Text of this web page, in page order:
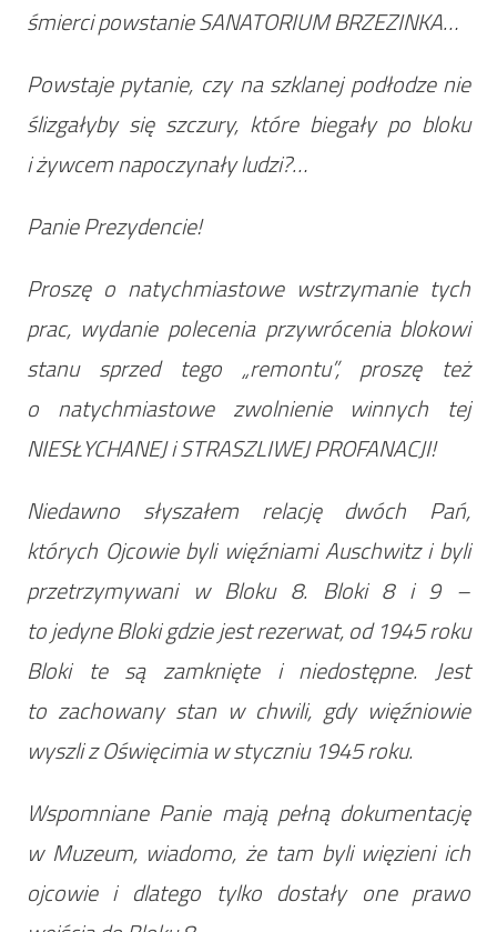
śmierci powstanie SANATORIUM BRZEZINKA…
Powstaje pytanie, czy na szklanej podłodze nie
ślizgałyby się szczury, które biegały po bloku
i żywcem napoczynały ludzi?…
Panie Prezydencie!
Proszę o natychmiastowe wstrzymanie tych
prac, wydanie polecenia przywrócenia blokowi
stanu sprzed tego „remontu”, proszę też
o natychmiastowe zwolnienie winnych tej
NIESŁYCHANEJ i STRASZLIWEJ PROFANACJI!
Niedawno słyszałem relację dwóch Pań,
których Ojcowie byli więźniami Auschwitz i byli
przetrzymywani w Bloku 8. Bloki 8 i 9 –
to jedyne Bloki gdzie jest rezerwat, od 1945 roku
Bloki te są zamknięte i niedostępne. Jest
to zachowany stan w chwili, gdy więźniowie
wyszli z Oświęcimia w styczniu 1945 roku.
Wspomniane Panie mają pełną dokumentację
w Muzeum, wiadomo, że tam byli więzieni ich
ojcowie i dlatego tylko dostały one prawo